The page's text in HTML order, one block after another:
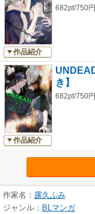
作品紹介
682pt/750
作品紹介
き】
682pt/750
作家名： 露久ふみ
ジャンル： BLマンガ